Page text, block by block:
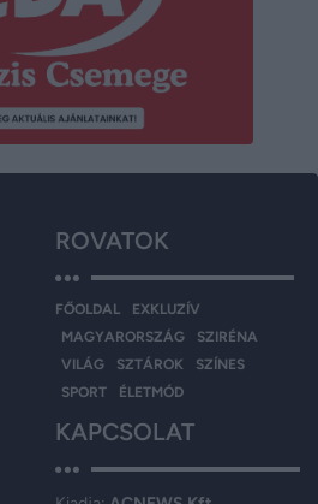
ROVATOK
FŐOLDAL
EXKLUZÍV
MAGYARORSZÁG
SZIRÉNA
VILÁG
SZTÁROK
SZÍNES
SPORT
ÉLETMÓD
KAPCSOLAT